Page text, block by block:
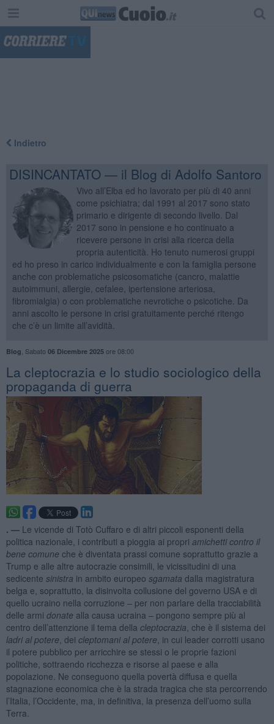
Indietro
DISINCANTATO — il Blog di Adolfo Santoro
Vivo all’Elba ed ho lavorato per più di 40 anni
come psichiatra; dal 1991 al 2017 sono stato
primario e dirigente di secondo livello. Dal
2017 sono in pensione e ho continuato a
ricevere persone in crisi alla ricerca della
propria autenticità. Ho tenuto numerosi gruppi
ed ho preso in carico individualmente e con la famiglia persone
anche con problematiche psicosomatiche (cancro, malattie
autoimmuni, allergie, cefalee, ipertensione arteriosa,
fibromialgia) o con problematiche nevrotiche o psicotiche. Da
anni ascolto le persone in crisi gratuitamente perché ritengo
che c’è un limite all’avidità.
Blog Sabato 06 Dicembre 2025ore 08:00
​La cleptocrazia e lo studio sociologico della
propaganda di guerra
. — Le vicende di Totò Cuffaro e di altri piccoli esponenti della
politica nazionale, i contributi a pioggia ai propri amichetti contro il
bene comune che è diventata prassi comune soprattutto grazie a
Trump e alle altre autocrazie consimili, le vicissitudini di una
sedicente sinistra in ambito europeo sgamata dalla magistratura
belga e, soprattutto, la disinvolta collusione del governo USA e di
quello ucraino nella corruzione – per non parlare della tracciabilità
delle armi donate alla causa ucraina – pongono sempre più al
centro dell’attenzione il tema della cleptocrazia , che è il sistema dei
ladri al potere , dei cleptomani al potere , in cui leader corrotti usano
il potere pubblico per arricchire se stessi o le proprie fazioni
politiche, sottraendo ricchezza e risorse al paese e alla
popolazione. Ne conseguono quella povertà diffusa e quella
stagnazione economica che è la strada tragica che sta percorrendo
l’Italia, l’Occidente, ma, in definitiva, la presenza dell’uomo sulla
Terra.